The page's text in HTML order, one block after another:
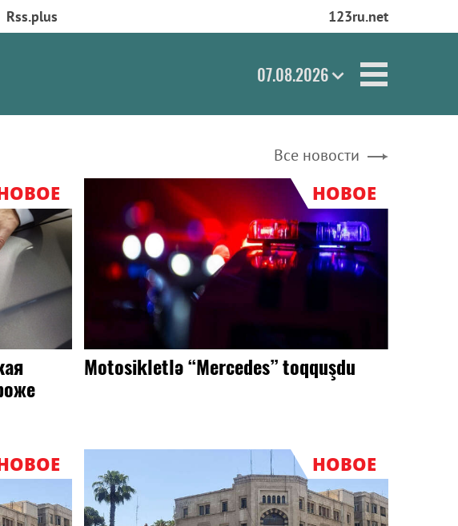
Rss.plus 123ru.net
07.08.2026
Все новости
54-
НОВОЕ
Ребёнок - главный пассажир
НОВОЕ